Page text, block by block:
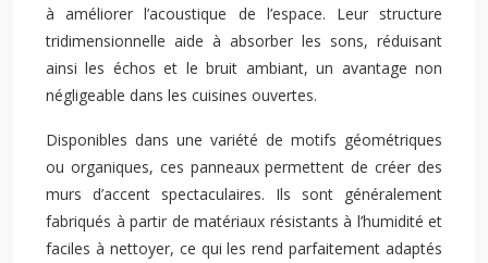
à améliorer l’acoustique de l’espace. Leur structure
tridimensionnelle aide à absorber les sons, réduisant
ainsi les échos et le bruit ambiant, un avantage non
négligeable dans les cuisines ouvertes.
Disponibles dans une variété de motifs géométriques
ou organiques, ces panneaux permettent de créer des
murs d’accent spectaculaires. Ils sont généralement
fabriqués à partir de matériaux résistants à l’humidité et
faciles à nettoyer, ce qui les rend parfaitement adaptés